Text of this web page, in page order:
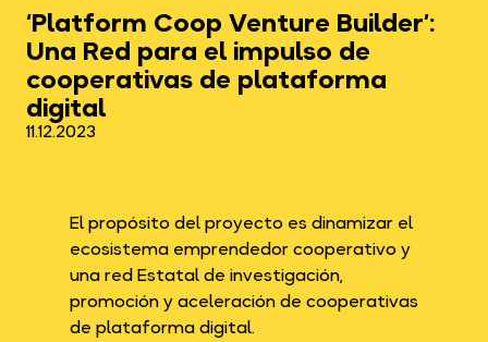
‘Platform Coop Venture Builder’:
Una Red para el impulso de
cooperativas de plataforma
digital
11.12.2023
El propósito del proyecto es dinamizar el
ecosistema emprendedor cooperativo y
una red Estatal de investigación,
promoción y aceleración de cooperativas
de plataforma digital.